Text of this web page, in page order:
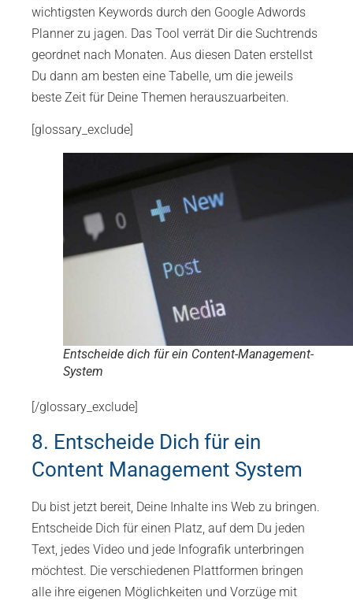
wichtigsten Keywords durch den Google Adwords
Planner zu jagen. Das Tool verrät Dir die Suchtrends
geordnet nach Monaten. Aus diesen Daten erstellst
Du dann am besten eine Tabelle, um die jeweils
beste Zeit für Deine Themen herauszuarbeiten.
[glossary_exclude]
Entscheide dich für ein Content-Management-
System
[/glossary_exclude]
8. Entscheide Dich für ein
Content Management System
Du bist jetzt bereit, Deine Inhalte ins Web zu bringen.
Entscheide Dich für einen Platz, auf dem Du jeden
Text, jedes Video und jede Infografik unterbringen
möchtest. Die verschiedenen Plattformen bringen
alle ihre eigenen Möglichkeiten und Vorzüge mit